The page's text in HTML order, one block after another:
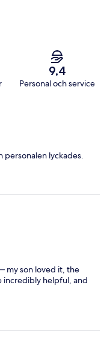
9,4
Personal och service
personalen lyckades.
my son loved it, the
incredibly helpful, and